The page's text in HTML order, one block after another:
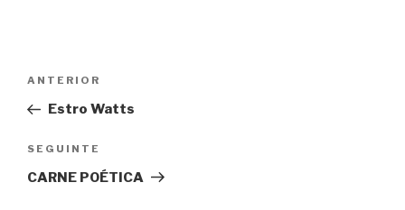
artigos
Conteúdo
anterior
ANTERIOR
Estro Watts
Conteúdo
seguinte
SEGUINTE
CARNE POÉTICA